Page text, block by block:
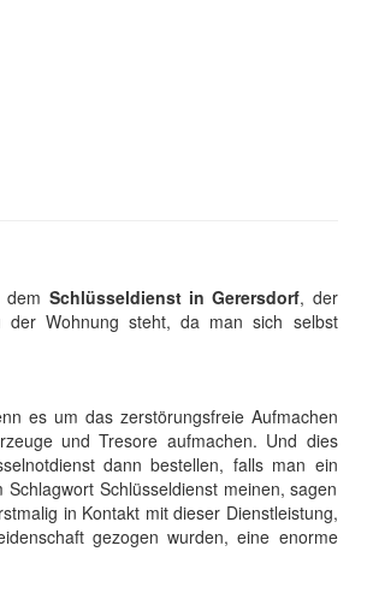
dem Schlüsseldienst in Gerersdorf, der
der Wohnung steht, da man sich selbst
es um das zerstörungsfreie Aufmachen
und Tresore aufmachen. Und dies
dann bestellen, falls man ein
Schlüsseldienst meinen, sagen
in Kontakt mit dieser Dienstleistung,
gezogen wurden, eine enorme